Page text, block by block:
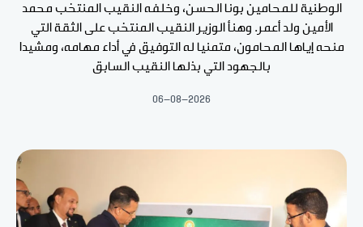
الوطنية للمحامين بونا الحسن، وخلفه النقيب المنتخب محمد
الأمين ولد أعمر. وهنأ الوزير النقيب المنتخب على الثقة التي
منحه إياها المحامون، متمنيا له التوفيق في أداء مهامه، ومشيدا
بالجهود التي بذلها النقيب السابق
06-08-2026